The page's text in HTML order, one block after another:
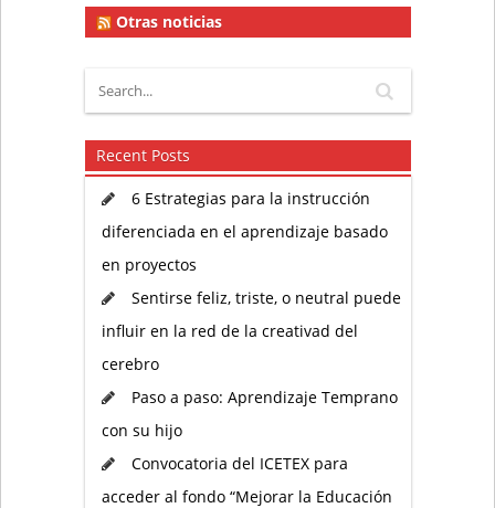
Otras noticias
Recent Posts
6 Estrategias para la instrucción
diferenciada en el aprendizaje basado
en proyectos
Sentirse feliz, triste, o neutral puede
influir en la red de la creativad del
cerebro
Paso a paso: Aprendizaje Temprano
con su hijo
Convocatoria del ICETEX para
acceder al fondo “Mejorar la Educación